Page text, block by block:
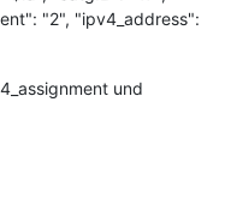
"2", "ipv4_address":
und